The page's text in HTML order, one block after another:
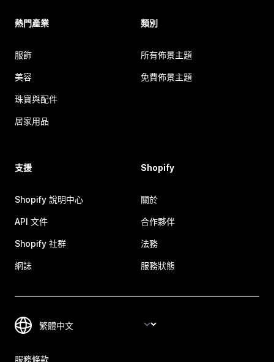
熱門產業
服飾
美容
珠寶與配件
居家用品
類別
所有佈景主題
免費佈景主題
支援
Shopify 說明中心
API 文件
Shopify 社群
網誌
Shopify
關於
合作夥伴
法務
服務狀態
服務條款